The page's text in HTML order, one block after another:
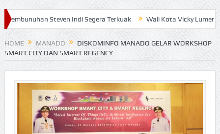
Steven Indi Segera Terkuak Wali Kota Vicky Lumentut Serahkan
HOME MANADO
DISKOMINFO MANADO GELAR WORKSHOP
SMART CITY DAN SMART REGENCY